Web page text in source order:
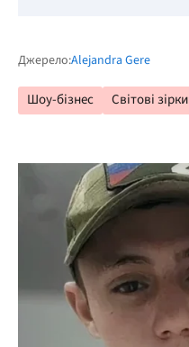
Джерело:Alejandra Gere
Шоу-бізнес Світові зірки